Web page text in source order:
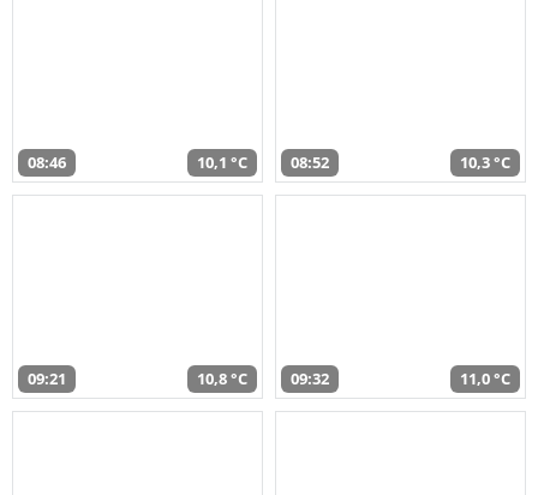
08:46 10,1 °C 08:52 10,3 °C
09:21 10,8 °C 09:32 11,0 °C